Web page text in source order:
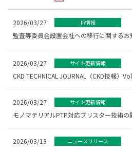
2026/03/27 IR情報
監査等委員会設置会社への移行に関するお
2026/03/27 サイト更新情報
CKD TECHNICAL JOURNAL（CKD技報）
2026/03/27 サイト更新情報
モノマテリアルPTP対応ブリスター技術の
2026/03/13 ニュースリリース